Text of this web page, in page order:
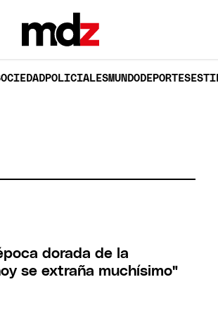
POLICIALESMUNDODEPORTES
dorada de la
se extraña muchísimo"